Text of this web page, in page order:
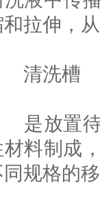
和拉伸，
洗槽
放置待
材料制成
同规格的